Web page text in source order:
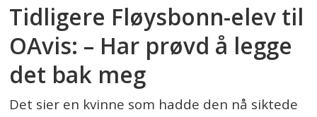
Tidligere Fløysbonn-elev til
OAvis: – Har prøvd å legge
det bak meg
Det sier en kvinne som hadde den nå siktede